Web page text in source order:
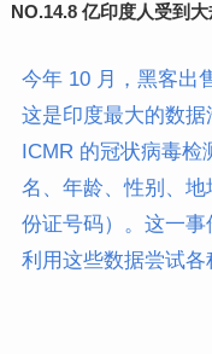
NO.14.8 亿印度人受到
今年 10 月，黑客出
这是印度最大的数
ICMR 的冠状病毒检
名、年龄、性别、
份证号码）。这一
利用这些数据尝试各